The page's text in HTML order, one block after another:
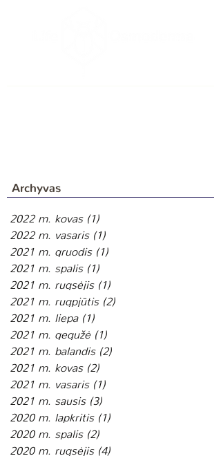
Archyvas
2022 m. kovas (1)
2022 m. vasaris
(1)
2021 m. gruodis
(1)
2021 m. spalis
(1)
2021 m. rugsėjis
(1)
2021 m. rugpjūtis
(2)
2021 m. liepa
(1)
2021 m. gegužė
(1)
2021 m. balandis
(2)
2021 m. kovas
(2)
2021 m. vasaris
(1)
2021 m. sausis
(3)
2020 m. lapkritis
(1)
2020 m. spalis
(2)
2020 m. rugsėjis
(4)